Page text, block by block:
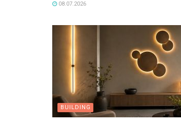
08.07.2026
BUILDING